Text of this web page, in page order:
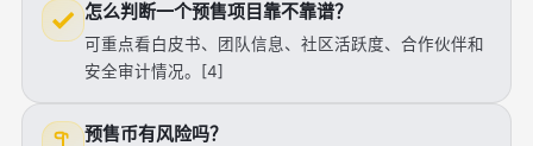
怎么判断一个预售项目靠不靠谱？
可重点看白皮书、团队信息、社区活跃度、合作伙伴和
安全审计情况。[4]
预售币有风险吗？